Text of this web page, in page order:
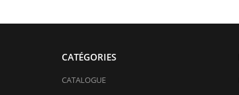
CATÉGORIES
CATALOGUE